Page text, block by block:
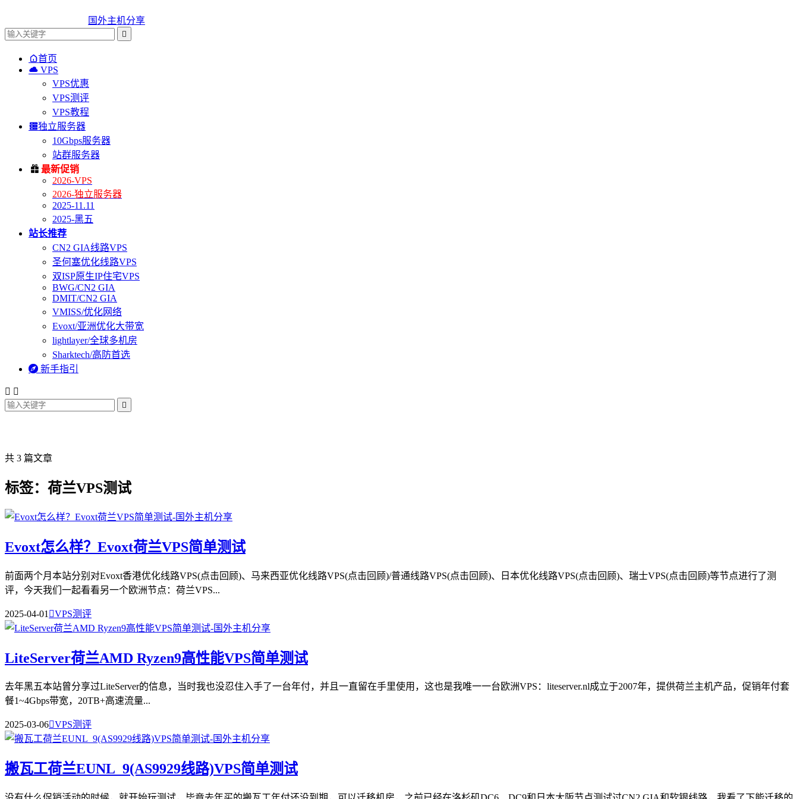
国外主机分享

首页
 VPS
VPS优惠
VPS测评
VPS教程
独立服务器
10Gbps服务器
站群服务器
 最新促销
2026-VPS
2026-独立服务器
2025-11.11
2025-黑五
站长推荐
CN2 GIA线路VPS
圣何塞优化线路VPS
双ISP原生IP住宅VPS
BWG/CN2 GIA
DMIT/CN2 GIA
VMISS/优化网络
Evoxt/亚洲优化大带宽
lightlayer/全球多机房
Sharktech/高防首选
 新手指引
 

共 3 篇文章
标签：荷兰VPS测试
Evoxt怎么样？Evoxt荷兰VPS简单测试
前面两个月本站分别对Evoxt香港优化线路VPS(点击回顾)、马来西亚优化线路VPS(点击回顾)/普通线路VPS(点击回顾)、日本优化线路VPS(点击回顾)、瑞士VPS(点击回顾)等节点进行了测
评，今天我们一起看看另一个欧洲节点：荷兰VPS...
2025-04-01 VPS测评
LiteServer荷兰AMD Ryzen9高性能VPS简单测试
去年黑五本站曾分享过LiteServer的信息，当时我也没忍住入手了一台年付，并且一直留在手里使用，这也是我唯一一台欧洲VPS：liteserver.nl成立于2007年，提供荷兰主机产品，促销年付套
餐1~4Gbps带宽，20TB+高速流量...
2025-03-06VPS测评
搬瓦工荷兰EUNL_9(AS9929线路)VPS简单测试